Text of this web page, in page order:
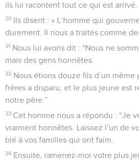
ils lui racontent tout ce qui est arrivé.
30 Ils disent : « L’homme qui
durement. Il nous a traités comme
31 Nous lui avons dit : “Nous ne
mais des gens honnêtes.
32 Nous étions douze fils d’un même
frères a disparu, et le plus jeune est
notre père.”
33 Cet homme nous a répondu : “Je
vraiment honnêtes. Laissez l’un de
blé à vos familles qui ont faim.
34 Ensuite, ramenez-moi votre plus